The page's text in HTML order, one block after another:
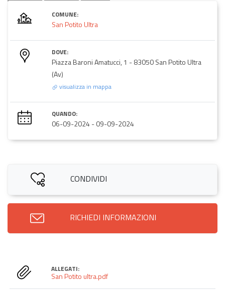
COMUNE:
San Potito Ultra
DOVE:
Piazza Baroni Amatucci, 1 - 83050 San Potito Ultra
(Av)
visualizza in mappa
QUANDO:
06-09-2024 -09-09-2024
CONDIVIDI
RICHIEDI INFORMAZIONI
ALLEGATI:
San Potito ultra.pdf